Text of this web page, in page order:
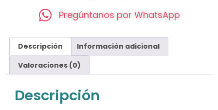
Pregúntanos por WhatsApp
Descripción
Información adicional
Valoraciones (0)
Descripción